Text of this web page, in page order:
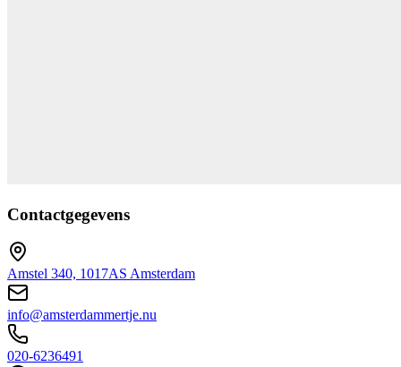
Contactgegevens
Amstel 340, 1017AS Amsterdam
info@amsterdammertje.nu
020-6236491